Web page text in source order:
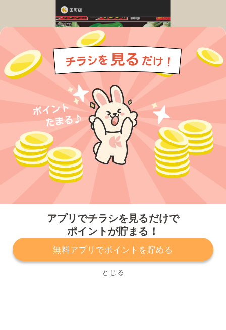
アプリでチラシを見るだけで
ポイントが貯まる！
無料アプリでポイントを貯める
とじる
プライバシーポリシー 利用規約
運営会社
サービスに関してのお問い合わせ